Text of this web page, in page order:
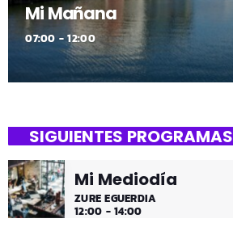
Mi Mañana
07:00 - 12:00
SIGUIENTES PROGRAMAS
Mi Mediodía
ZURE EGUERDIA
12:00 - 14:00